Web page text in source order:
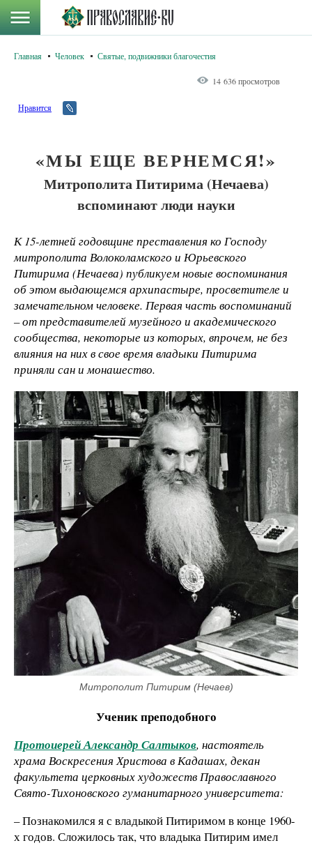
Главная Человек Святые, подвижники благочестия
14 636 просмотров
Нравится
«МЫ ЕЩЕ ВЕРНЕМСЯ!»
Митрополита Питирима (Нечаева)
вспоминают люди науки
К 15-летней годовщине преставления ко Господу
митрополита Волоколамского и Юрьевского
Питирима (Нечаева) публикуем новые воспоминания
об этом выдающемся архипастыре, просветителе и
замечательном человеке. Первая часть воспоминаний
– от представителей музейного и академического
сообщества, некоторые из которых, впрочем, не без
влияния на них в свое время владыки Питирима
приняли сан и монашество.
Митрополит Питирим (Нечаев)
Ученик преподобного
Протоиерей Александр Салтыков, настоятель
храма Воскресения Христова в Кадашах, декан
факультета церковных художеств Православного
Свято-Тихоновского гуманитарного университета:
– Познакомился я с владыкой Питиримом в конце 1960-
х годов. Сложилось так, что владыка Питирим имел